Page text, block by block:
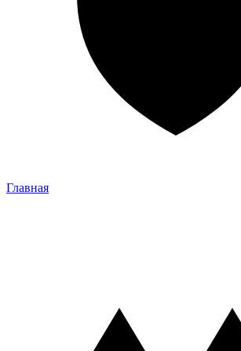
Главная
Главная